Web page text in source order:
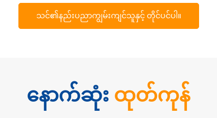
သင်၏နည်းပညာကျွမ်းကျင်သူနှင့် တိုင်ပင်ပါ။
နောက်ဆုံး ထုတ်ကုန်